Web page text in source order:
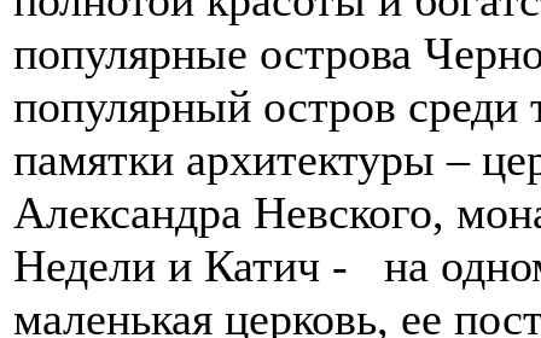
популярные острова
популярный остров среди
памятки архитектуры –
Александра Невского,
Недели и Катич - на
маленькая церковь, ее